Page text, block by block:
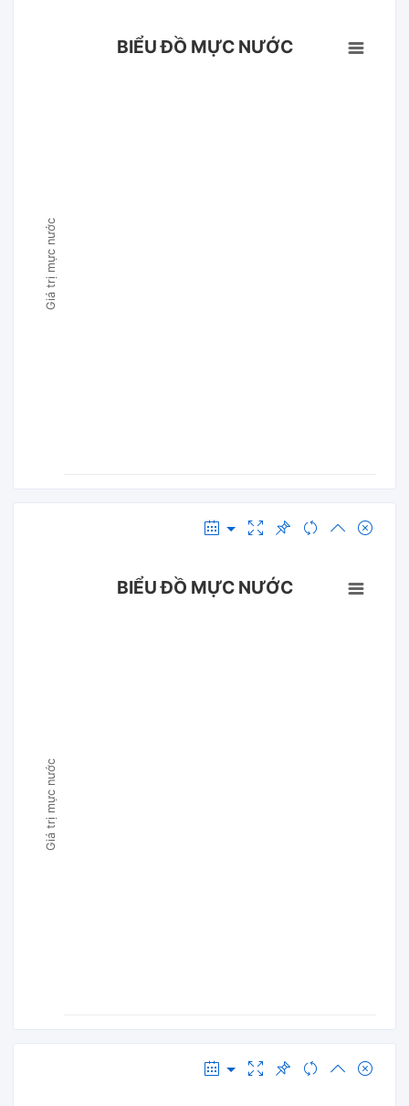
Giá trị mực nước
BIỂU ĐỒ MỰC NƯỚC
Giá trị mực nước
BIỂU ĐỒ MỰC NƯỚC